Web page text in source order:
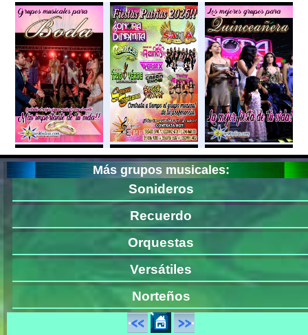
Más grupos musicales:
Sonideros
Recuerdo
Orquestas
Versátiles
Norteños